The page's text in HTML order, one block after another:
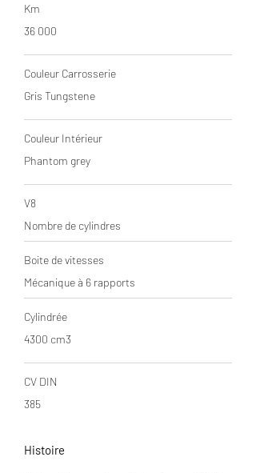
Km
36 000
Couleur Carrosserie
Gris Tungstene
Couleur Intérieur
Phantom grey
V8
Nombre de cylindres
Boite de vitesses
Mécanique à 6 rapports
Cylindrée
4300 cm3
CV DIN
385
Histoire